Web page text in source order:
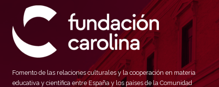
Fomento de las relaciones culturales y la cooperación en materia
educativa y científica entre España y los países de la Comunidad